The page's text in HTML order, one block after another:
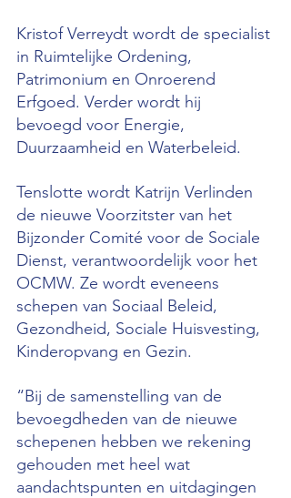
Kristof Verreydt wordt de specialist
in Ruimtelijke Ordening,
Patrimonium en Onroerend
Erfgoed. Verder wordt hij
bevoegd voor Energie,
Duurzaamheid en Waterbeleid.
Tenslotte wordt Katrijn Verlinden
de nieuwe Voorzitster van het
Bijzonder Comité voor de Sociale
Dienst, verantwoordelijk voor het
OCMW. Ze wordt eveneens
schepen van Sociaal Beleid,
Gezondheid, Sociale Huisvesting,
Kinderopvang en Gezin.
“Bij de samenstelling van de
bevoegdheden van de nieuwe
schepenen hebben we rekening
gehouden met heel wat
aandachtspunten en uitdagingen